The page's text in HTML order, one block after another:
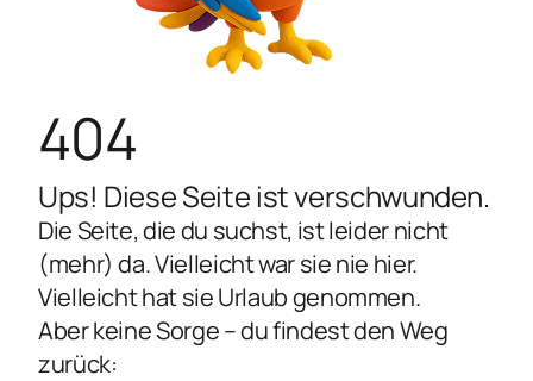
404
Ups! Diese Seite ist verschwunden.
Die Seite, die du suchst, ist leider nicht
(mehr) da. Vielleicht war sie nie hier.
Vielleicht hat sie Urlaub genommen.
Aber keine Sorge – du findest den Weg
zurück: